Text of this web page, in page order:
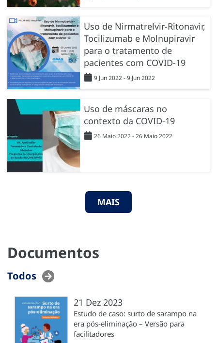
Uso de Nirmatrelvir-Ritonavir,
Tocilizumab e Molnupiravir
para o tratamento de
pacientes com COVID-19
9 Jun 2022 - 9 Jun 2022
Uso de máscaras no
contexto da COVID-19
26 Maio 2022 - 26 Maio 2022
MAIS
Documentos
Todos
21 Dez 2023
Estudo de caso: surto de sarampo na
era pós-eliminação – Versão para
facilitadores